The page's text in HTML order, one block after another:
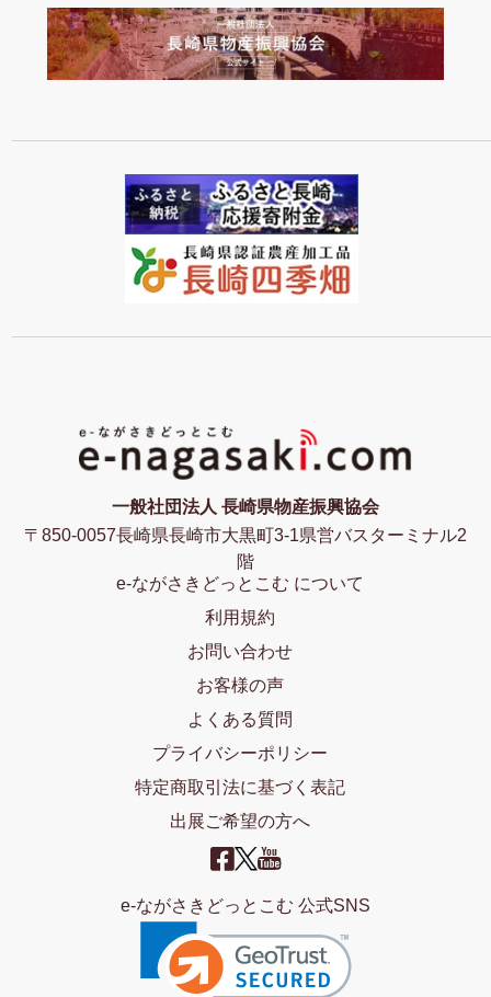
一般社団法人 長崎県物産振興協会
〒850-0057長崎県長崎市大黒町3-1県営バスターミナル2
階
e-ながさきどっとこむ について
利用規約
お問い合わせ
お客様の声
よくある質問
プライバシーポリシー
特定商取引法に基づく表記
出展ご希望の方へ
e-ながさきどっとこむ 公式SNS